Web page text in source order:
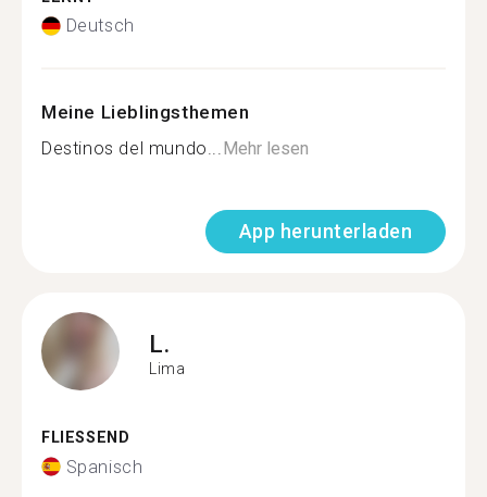
Deutsch
Meine Lieblingsthemen
Destinos del mundo...Mehr lesen
App herunterladen
L.
Lima
FLIESSEND
Spanisch